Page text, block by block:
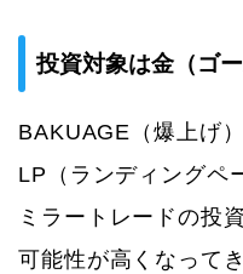
投資対象は金（ゴ
BAKUAGE（爆上げ
LP（ランディングペ
ミラートレードの投
可能性が高くなって